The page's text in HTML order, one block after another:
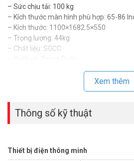
– Sức chịu tải: 100 kg
– Kích thước màn hình phù hợp: 65-86
– Kích thước: 1100×1682.5×550
– Trọng lượng: 44kg
– Chất liệu: SGCC
Giá đỡ màn hình tương tác UNV
Để cập nhật thông tin giá
Vuhoangtelecom
Xem thêm
Thông số kỹ thuật
Thiết bị điện thông minh